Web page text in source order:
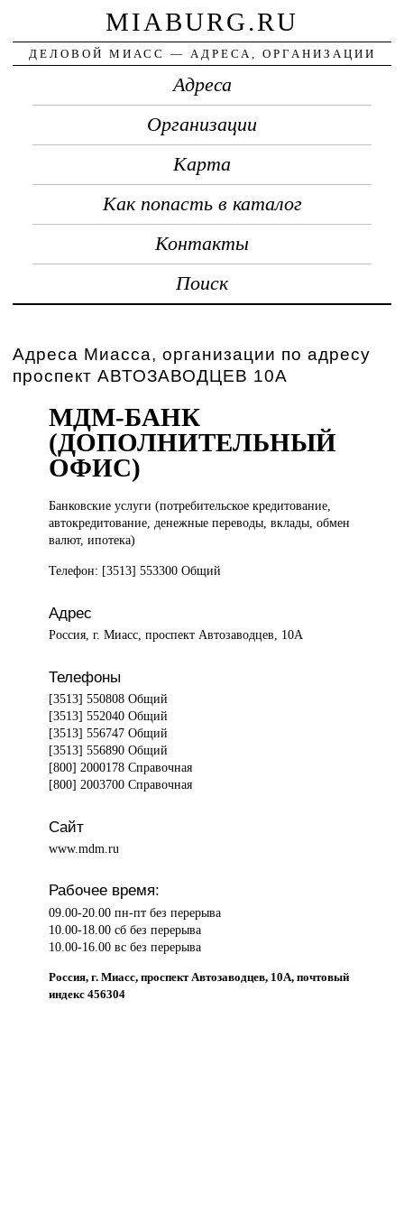
MIABURG.RU
ДЕЛОВОЙ МИАСС — АДРЕСА, ОРГАНИЗАЦИИ
Адреса
Организации
Карта
Как попасть в каталог
Контакты
Поиск
Адреса Миасса, организации по адресу
проспект АВТОЗАВОДЦЕВ 10А
МДМ-БАНК
(ДОПОЛНИТЕЛЬНЫЙ
ОФИС)
Банковские услуги(потребительское кредитование,
автокредитование, денежные переводы, вклады, обмен
валют, ипотека)
Телефон: [3513] 553300 Общий
Адрес
Россия, г. Миасс, проспект Автозаводцев, 10А
Телефоны
[3513] 550808 Общий
[3513] 552040 Общий
[3513] 556747 Общий
[3513] 556890 Общий
[800] 2000178 Справочная
[800] 2003700 Справочная
Сайт
www.mdm.ru
Рабочее время:
09.00-20.00 пн-пт без перерыва
10.00-18.00 сб без перерыва
10.00-16.00 вс без перерыва
Россия, г. Миасс, проспект Автозаводцев, 10А, почтовый
индекс 456304